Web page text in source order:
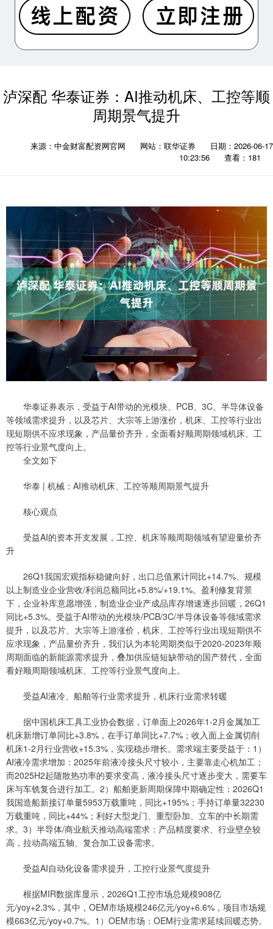
泸深配 华泰证券：AI推动机床、工控等顺
周期景气提升
来源：中金财富配资网官网 网站：联华证券
日期：2026-06-17
10:23:56
查看：181
华泰证券表示，受益于AI带动的光模块、PCB、3C、半导体设备
等领域需求提升，以及芯片、大宗等上游涨价，机床、工控等行业出
现短期供不应求现象，产品量价齐升，全面看好顺周期领域机床、工
控等行业景气度向上。
全文如下
华泰 | 机械：AI推动机床、工控等顺周期景气提升
核心观点
受益AI的资本开支发展，工控、机床等顺周期领域有望迎量价齐
升
26Q1我国宏观指标稳健向好，出口总值累计同比+14.7%、规模
以上制造业企业营收/利润总额同比+5.8%/+19.1%。盈利修复背景
下，企业补库意愿增强，制造业企业产成品库存增速逐步回暖，26Q1
同比+5.3%。受益于AI带动的光模块/PCB/3C/半导体设备等领域需求
提升，以及芯片、大宗等上游涨价，机床、工控等行业出现短期供不
应求现象，产品量价齐升，我们认为本轮周期类似于2020-2023年顺
周期面临的新能源需求提升，叠加供应链短缺带动的国产替代，全面
看好顺周期领域机床、工控等行业景气度向上。
受益AI液冷、船舶等行业需求提升，机床行业需求转暖
据中国机床工具工业协会数据，订单面上2026年1-2月金属加工
机床新增订单同比+3.8%，在手订单同比+7.7%；收入面上金属切削
机床1-2月行业营收+15.3%，实现稳步增长。需求端主要受益于：1）
AI液冷需求增加：2025年前液冷接头尺寸较小，主要靠走心机加工；
而2025H2起随散热功率的要求变高，液冷接头尺寸逐步变大，需要车
床与车铣复合进行加工。2）船舶更新周期保障中期确定性：2026Q1
我国造船新接订单量5953万载重吨，同比+195%；手持订单量32230
万载重吨，同比+44%；利好大型龙门、重型卧加、立车的中长期需
求。3）半导体/商业航天推动高端需求：产品精度要求、行业壁垒较
高，拉动高端五轴、复合加工设备需求。
受益AI自动化设备需求提升，工控行业景气度提升
根据MIR数据库显示，2026Q1工控市场总规模908亿
元/yoy+2.3%，其中，OEM市场规模246亿元/yoy+6.6%，项目市场规
模663亿元/yoy+0.7%。1）OEM市场：OEM行业需求延续回暖态势。